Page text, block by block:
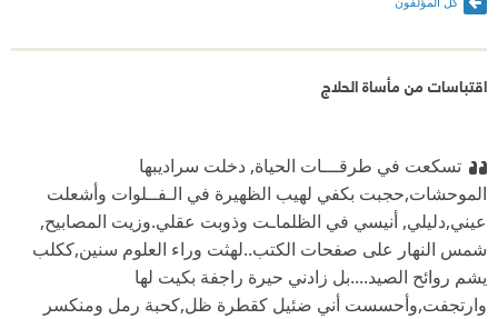
اقتباسات من مأساة الحلاج
تسكعت في طرقـــات الحياة, دخلت سراديبها
الموحشات,حجبت بكفي لهيب الظهيرة في الـفــلوات وأشعلت
عيني,دليلي, أنيسي في الظلماـت وذوبت عقلي.وزيت المصابيح,
شمس النهار على صفحات الكتب..لهثت وراء العلوم سنين,ككلب
يشم روائح الصيد....بل زادني حيرة راجفة بكيت لها
وارتجفت,وأحسست أني ضئيل كقطرة ظل,كحبة رمل ومنكسر